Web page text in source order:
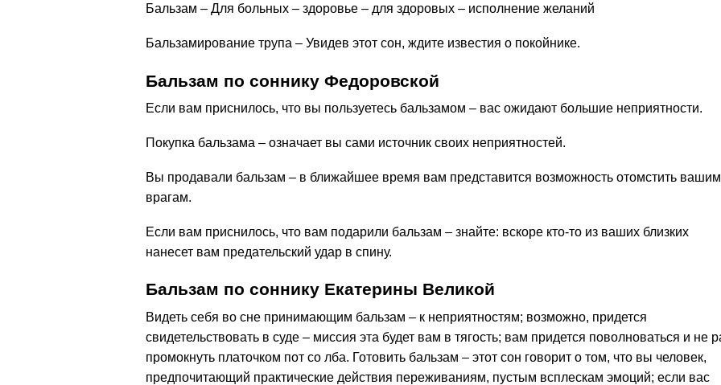
Бальзам – Для больных – здоровье – для здоровых – исполнение желаний
Бальзамирование трупа – Увидев этот сон, ждите известия о покойнике.
Бальзам по соннику Федоровской
Если вам приснилось, что вы пользуетесь бальзамом – вас ожидают большие неприятности.
Покупка бальзама – означает вы сами источник своих неприятностей.
Вы продавали бальзам – в ближайшее время вам представится возможность отомстить вашим
врагам.
Если вам приснилось, что вам подарили бальзам – знайте: вскоре кто-то из ваших близких
нанесет вам предательский удар в спину.
Бальзам по соннику Екатерины Великой
Видеть себя во сне принимающим бальзам – к неприятностям; возможно, придется
свидетельствовать в суде – миссия эта будет вам в тягость; вам придется поволноваться и не
промокнуть платочком пот со лба. Готовить бальзам – этот сон говорит о том, что вы человек,
предпочитающий практические действия переживаниям, пустым всплескам эмоций; если вас